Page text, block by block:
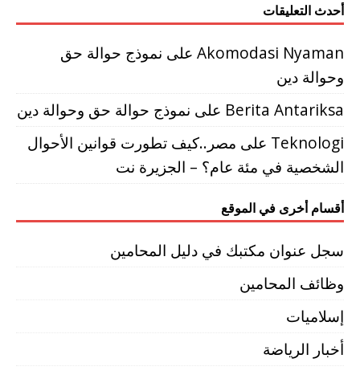
أحدث التعليقات
Akomodasi Nyaman على نموذج حوالة حق
وحوالة دين
Berita Antariksa على نموذج حوالة حق وحوالة دين
Teknologi على مصر..كيف تطورت قوانين الأحوال
الشخصية في مئة عام؟ – الجزيرة نت
أقسام أخرى في الموقع
سجل عنوان مكتبك في دليل المحامين
وظائف المحامين
إسلاميات
أخبار الرياضة